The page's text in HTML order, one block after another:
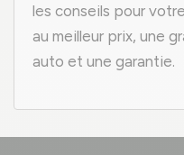
les conseils pour
au meilleur prix, une
auto et une garantie.